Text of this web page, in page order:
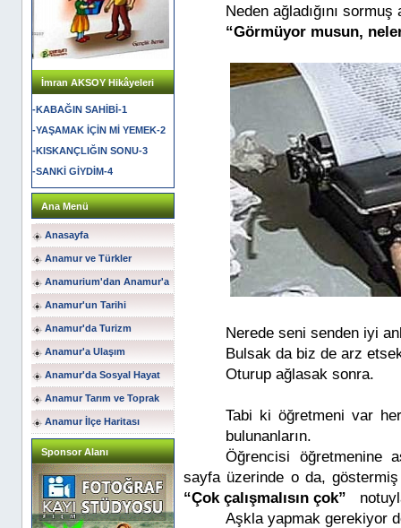
İmran AKSOY Hikâyeleri
-KABAĞIN SAHİBİ-1
-YAŞAMAK İÇİN Mİ YEMEK-2
-KISKANÇLIĞIN SONU-3
-SANKİ GİYDİM-4
Ana Menü
Anasayfa
Anamur ve Türkler
Anamurium'dan Anamur'a
Anamur'un Tarihi
Anamur'da Turizm
Anamur'a Ulaşım
Anamur'da Sosyal Hayat
Anamur Tarım ve Toprak
Anamur İlçe Haritası
Sponsor Alanı
Neden ağladığını
“Görmüyor musun,
Nerede seni senden iyi
Bulsak da biz de arz
Oturup ağlasak sonra.
Tabi ki öğretmeni var
bulunanların.
Öğrencisi öğretmenine
sayfa üzerinde o da,
“Çok çalışmalısın çok”
Aşkla yapmak gerekiyor